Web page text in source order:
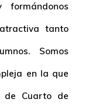
formándonos
tanto
Somos
en la que
de Cuarto de